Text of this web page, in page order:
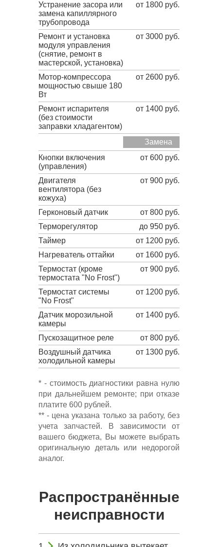
Устранение засора или
замена капиллярного
трубопровода
от 1800 руб.
Ремонт и установка
модуля управления
(снятие, ремонт в
мастерской, установка)
от 3000 руб.
Мотор-компрессора
мощностью свыше 180
Вт
от 2600 руб.
Ремонт испарителя
(без стоимости
заправки хладагентом)
от 1400 руб.
Замена
Кнопки включения
(управления)
от 600 руб.
Двигателя
вентилятора (без
кожуха)
от 900 руб.
Герконовый датчик
от 800 руб.
Терморегулятор
до 950 руб.
Таймер
от 1200 руб.
Нагреватель оттайки
от 1600 руб.
Термостат (кроме
термостата "No Frost")
от 900 руб.
Термостат системы
"No Frost"
от 1200 руб.
Датчик морозильной
камеры
от 1400 руб.
Пускозащитное реле
от 800 руб.
Воздушный датчика
холодильной камеры
от 1300 руб.
* - стоимость диагностики равна нулю
при дальнейшем ремонте; при отказе
платите 600 рублей.
** - цена указана только за работу, без
учета запчастей. В зависимости от
вашего бюджета, Вы можете выбрать
оригинальную деталь или недорогой
аналог.
Распространённые
неисправности